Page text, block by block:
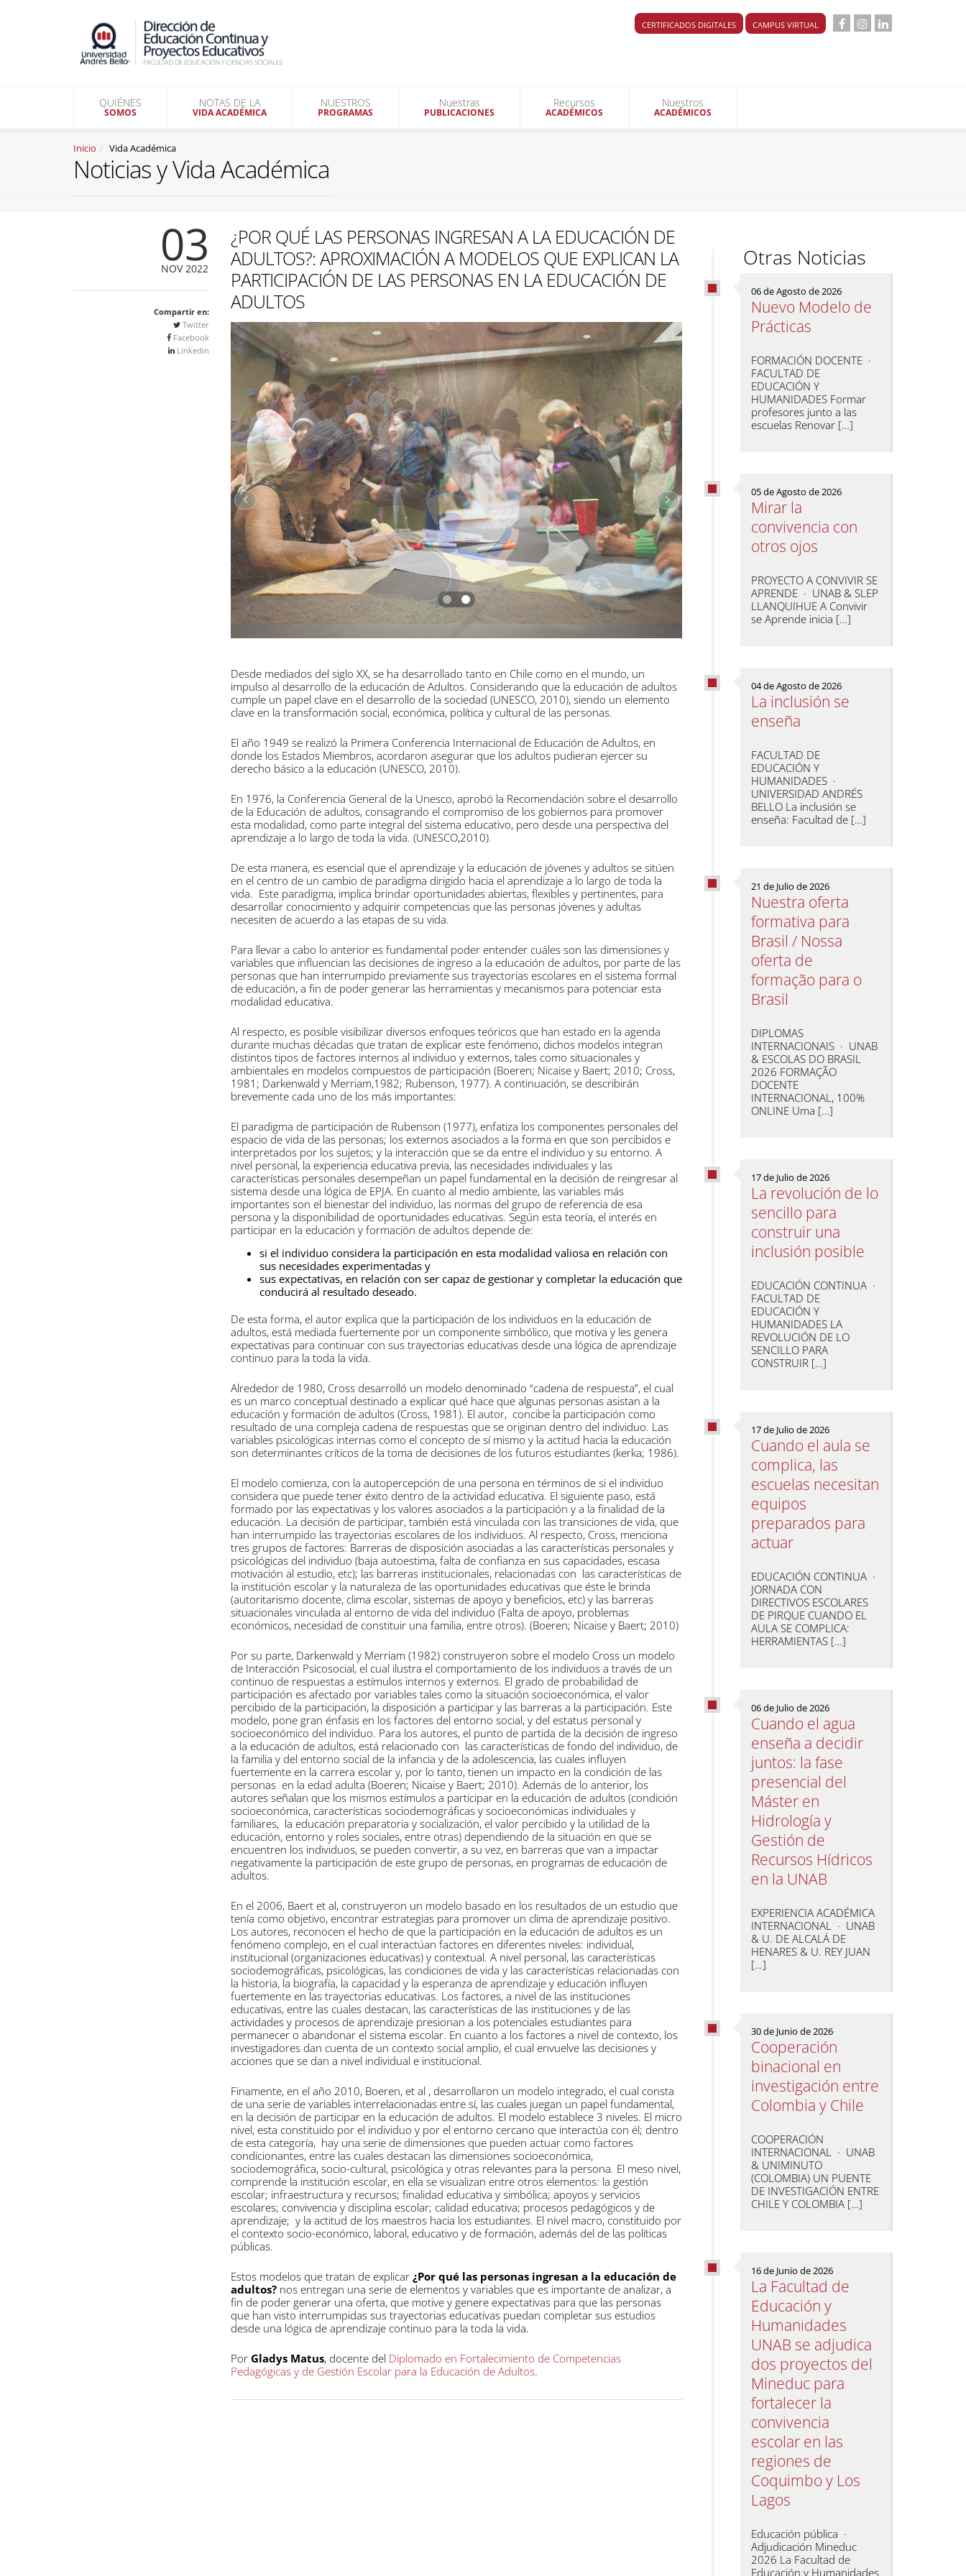
CERTIFICADOS DIGITALES CAMPUS VIRTUAL
QUIÉNES
SOMOS
NOTAS DE LA
VIDA ACADÉMICA
NUESTROS
PROGRAMAS
Nuestras
PUBLICACIONES
Recursos
ACADÉMICOS
Nuestros
ACADÉMICOS
Inicio Vida Académica
Noticias y Vida Académica
03
NOV 2022
Compartir en:
Twitter
Facebook
Linkedin
¿POR QUÉ LAS PERSONAS INGRESAN A LA EDUCACIÓN DE
ADULTOS?: APROXIMACIÓN A MODELOS QUE EXPLICAN LA
PARTICIPACIÓN DE LAS PERSONAS EN LA EDUCACIÓN DE
ADULTOS
Desde mediados del siglo XX, se ha desarrollado tanto en Chile como en el mundo, un
impulso al desarrollo de la educación de Adultos. Considerando que la educación de adultos
cumple un papel clave en el desarrollo de la sociedad (UNESCO, 2010), siendo un elemento
clave en la transformación social, económica, política y cultural de las personas.
El año 1949 se realizó la Primera Conferencia Internacional de Educación de Adultos, en
donde los Estados Miembros, acordaron asegurar que los adultos pudieran ejercer su
derecho básico a la educación (UNESCO, 2010).
En 1976, la Conferencia General de la Unesco, aprobó la Recomendación sobre el desarrollo
de la Educación de adultos, consagrando el compromiso de los gobiernos para promover
esta modalidad, como parte integral del sistema educativo, pero desde una perspectiva del
aprendizaje a lo largo de toda la vida. (UNESCO,2010).
De esta manera, es esencial que el aprendizaje y la educación de jóvenes y adultos se sitúen
en el centro de un cambio de paradigma dirigido hacia el aprendizaje a lo largo de toda la
vida. Este paradigma, implica brindar oportunidades abiertas, flexibles y pertinentes, para
desarrollar conocimiento y adquirir competencias que las personas jóvenes y adultas
necesiten de acuerdo a las etapas de su vida.
Para llevar a cabo lo anterior es fundamental poder entender cuáles son las dimensiones y
variables que influencian las decisiones de ingreso a la educación de adultos, por parte de las
personas que han interrumpido previamente sus trayectorias escolares en el sistema formal
de educación, a fin de poder generar las herramientas y mecanismos para potenciar esta
modalidad educativa.
Al respecto, es posible visibilizar diversos enfoques teóricos que han estado en la agenda
durante muchas décadas que tratan de explicar este fenómeno, dichos modelos integran
distintos tipos de factores internos al individuo y externos, tales como situacionales y
ambientales en modelos compuestos de participación (Boeren; Nicaise y Baert; 2010; Cross,
1981; Darkenwald y Merriam,1982; Rubenson, 1977). A continuación, se describirán
brevemente cada uno de los más importantes:
El paradigma de participación de Rubenson (1977), enfatiza los componentes personales del
espacio de vida de las personas; los externos asociados a la forma en que son percibidos e
interpretados por los sujetos; y la interacción que se da entre el individuo y su entorno. A
nivel personal, la experiencia educativa previa, las necesidades individuales y las
características personales desempeñan un papel fundamental en la decisión de reingresar al
sistema desde una lógica de EPJA. En cuanto al medio ambiente, las variables más
importantes son el bienestar del individuo, las normas del grupo de referencia de esa
persona y la disponibilidad de oportunidades educativas. Según esta teoría, el interés en
participar en la educación y formación de adultos depende de:
si el individuo considera la participación en esta modalidad valiosa en relación con
sus necesidades experimentadas y
sus expectativas, en relación con ser capaz de gestionar y completar la educación que
conducirá al resultado deseado.
De esta forma, el autor explica que la participación de los individuos en la educación de
adultos, está mediada fuertemente por un componente simbólico, que motiva y les genera
expectativas para continuar con sus trayectorias educativas desde una lógica de aprendizaje
continuo para la toda la vida.
Alrededor de 1980, Cross desarrolló un modelo denominado “cadena de respuesta”, el cual
es un marco conceptual destinado a explicar qué hace que algunas personas asistan a la
educación y formación de adultos (Cross, 1981). El autor, concibe la participación como
resultado de una compleja cadena de respuestas que se originan dentro del individuo. Las
variables psicológicas internas como el concepto de sí mismo y la actitud hacia la educación
son determinantes críticos de la toma de decisiones de los futuros estudiantes (kerka; 1986).
El modelo comienza, con la autopercepción de una persona en términos de si el individuo
considera que puede tener éxito dentro de la actividad educativa. El siguiente paso, está
formado por las expectativas y los valores asociados a la participación y a la finalidad de la
educación. La decisión de participar, también está vinculada con las transiciones de vida, que
han interrumpido las trayectorias escolares de los individuos. Al respecto, Cross, menciona
tres grupos de factores: Barreras de disposición asociadas a las características personales y
psicológicas del individuo (baja autoestima, falta de confianza en sus capacidades, escasa
motivación al estudio, etc); las barreras institucionales, relacionadas con las características de
la institución escolar y la naturaleza de las oportunidades educativas que éste le brinda
(autoritarismo docente, clima escolar, sistemas de apoyo y beneficios, etc) y las barreras
situacionales vinculada al entorno de vida del individuo (Falta de apoyo, problemas
económicos, necesidad de constituir una familia, entre otros). (Boeren; Nicaise y Baert; 2010)
Por su parte, Darkenwald y Merriam (1982) construyeron sobre el modelo Cross un modelo
de Interacción Psicosocial, el cual ilustra el comportamiento de los individuos a través de un
continuo de respuestas a estímulos internos y externos. El grado de probabilidad de
participación es afectado por variables tales como la situación socioeconómica, el valor
percibido de la participación, la disposición a participar y las barreras a la participación. Este
modelo, pone gran énfasis en los factores del entorno social, y del estatus personal y
socioeconómico del individuo. Para los autores, el punto de partida de la decisión de ingreso
a la educación de adultos, está relacionado con las características de fondo del individuo, de
la familia y del entorno social de la infancia y de la adolescencia, las cuales influyen
fuertemente en la carrera escolar y, por lo tanto, tienen un impacto en la condición de las
personas en la edad adulta (Boeren; Nicaise y Baert; 2010). Además de lo anterior, los
autores señalan que los mismos estímulos a participar en la educación de adultos (condición
socioeconómica, características sociodemográficas y socioeconómicas individuales y
familiares, la educación preparatoria y socialización, el valor percibido y la utilidad de la
educación, entorno y roles sociales, entre otras) dependiendo de la situación en que se
encuentren los individuos, se pueden convertir, a su vez, en barreras que van a impactar
negativamente la participación de este grupo de personas, en programas de educación de
adultos.
En el 2006, Baert et al, construyeron un modelo basado en los resultados de un estudio que
tenía como objetivo, encontrar estrategias para promover un clima de aprendizaje positivo.
Los autores, reconocen el hecho de que la participación en la educación de adultos es un
fenómeno complejo, en el cual interactúan factores en diferentes niveles: individual,
institucional (organizaciones educativas) y contextual. A nivel personal, las características
sociodemográficas, psicológicas, las condiciones de vida y las características relacionadas con
la historia, la biografía, la capacidad y la esperanza de aprendizaje y educación influyen
fuertemente en las trayectorias educativas. Los factores, a nivel de las instituciones
educativas, entre las cuales destacan, las características de las instituciones y de las
actividades y procesos de aprendizaje presionan a los potenciales estudiantes para
permanecer o abandonar el sistema escolar. En cuanto a los factores a nivel de contexto, los
investigadores dan cuenta de un contexto social amplio, el cual envuelve las decisiones y
acciones que se dan a nivel individual e institucional.
Finamente, en el año 2010, Boeren, et al , desarrollaron un modelo integrado, el cual consta
de una serie de variables interrelacionadas entre sí, las cuales juegan un papel fundamental,
en la decisión de participar en la educación de adultos. El modelo establece 3 niveles. El micro
nivel, esta constituido por el individuo y por el entorno cercano que interactúa con él; dentro
de esta categoría, hay una serie de dimensiones que pueden actuar como factores
condicionantes, entre las cuales destacan las dimensiones socioeconómica,
sociodemográfica, socio-cultural, psicológica y otras relevantes para la persona. El meso nivel,
comprende la institución escolar, en ella se visualizan entre otros elementos: la gestión
escolar; infraestructura y recursos; finalidad educativa y simbólica; apoyos y servicios
escolares; convivencia y disciplina escolar; calidad educativa; procesos pedagógicos y de
aprendizaje; y la actitud de los maestros hacia los estudiantes. El nivel macro, constituido por
el contexto socio-económico, laboral, educativo y de formación, además del de las políticas
públicas.
Estos modelos que tratan de explicar ¿Por qué las personas ingresan a la educación de
adultos? nos entregan una serie de elementos y variables que es importante de analizar, a
fin de poder generar una oferta, que motive y genere expectativas para que las personas
que han visto interrumpidas sus trayectorias educativas puedan completar sus estudios
desde una lógica de aprendizaje continuo para la toda la vida.
PorGladys Matus, docente del Diplomado en Fortalecimiento de Competencias
Pedagógicas y de Gestión Escolar para la Educación de Adultos.
Otras Noticias
06 de Agosto de 2026
Nuevo Modelo de
Prácticas
FORMACIÓN DOCENTE ·
FACULTAD DE
EDUCACIÓN Y
HUMANIDADES Formar
profesores junto a las
escuelas Renovar […]
05 de Agosto de 2026
Mirar la
convivencia con
otros ojos
PROYECTO A CONVIVIR SE
APRENDE · UNAB & SLEP
LLANQUIHUE A Convivir
se Aprende inicia […]
04 de Agosto de 2026
La inclusión se
enseña
FACULTAD DE
EDUCACIÓN Y
HUMANIDADES ·
UNIVERSIDAD ANDRÉS
BELLO La inclusión se
enseña: Facultad de […]
21 de Julio de 2026
Nuestra oferta
formativa para
Brasil / Nossa
oferta de
formação para o
Brasil
DIPLOMAS
INTERNACIONAIS · UNAB
& ESCOLAS DO BRASIL
2026 FORMAÇÃO
DOCENTE
INTERNACIONAL, 100%
ONLINE Uma […]
17 de Julio de 2026
La revolución de lo
sencillo para
construir una
inclusión posible
EDUCACIÓN CONTINUA ·
FACULTAD DE
EDUCACIÓN Y
HUMANIDADES LA
REVOLUCIÓN DE LO
SENCILLO PARA
CONSTRUIR […]
17 de Julio de 2026
Cuando el aula se
complica, las
escuelas necesitan
equipos
preparados para
actuar
EDUCACIÓN CONTINUA ·
JORNADA CON
DIRECTIVOS ESCOLARES
DE PIRQUE CUANDO EL
AULA SE COMPLICA:
HERRAMIENTAS […]
06 de Julio de 2026
Cuando el agua
enseña a decidir
juntos: la fase
presencial del
Máster en
Hidrología y
Gestión de
Recursos Hídricos
en la UNAB
EXPERIENCIA ACADÉMICA
INTERNACIONAL · UNAB
& U. DE ALCALÁ DE
HENARES & U. REY JUAN
[…]
30 de Junio de 2026
Cooperación
binacional en
investigación entre
Colombia y Chile
COOPERACIÓN
INTERNACIONAL · UNAB
& UNIMINUTO
(COLOMBIA) UN PUENTE
DE INVESTIGACIÓN ENTRE
CHILE Y COLOMBIA […]
16 de Junio de 2026
La Facultad de
Educación y
Humanidades
UNAB se adjudica
dos proyectos del
Mineduc para
fortalecer la
convivencia
escolar en las
regiones de
Coquimbo y Los
Lagos
Educación pública ·
Adjudicación Mineduc
2026 La Facultad de
Educación y Humanidades